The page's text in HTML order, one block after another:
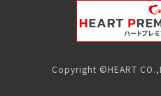
Copyright ©HEART